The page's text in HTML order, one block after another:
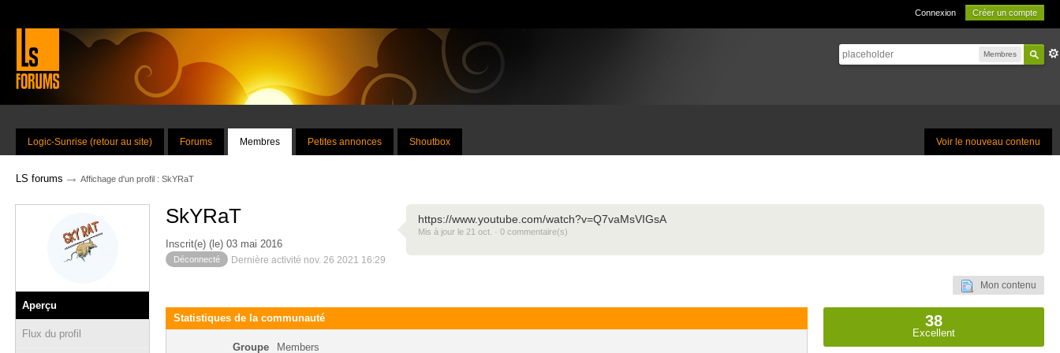
Connexion Créer un compte
Membres
Voir le nouveau contenu
Logic-Sunrise (retour au site) Forums Membres Petites annonces Shoutbox
LS forums → Affichage d'un profil : SkYRaT
Aperçu
Flux du profil
SkYRaT
Inscrit(e) (le) 03 mai 2016
Déconnecté Dernière activité nov. 26 2021 16:29
https://www.youtube.com/watch?v=Q7vaMsVIGsA
Mis à jour le 21 oct. · 0 commentaire(s)
Mon contenu
Statistiques de la communauté
Groupe Members
38
Excellent